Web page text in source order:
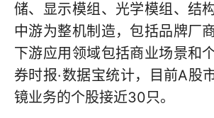
储、显示模组、光学模组、结
中游为整机制造，包括品牌厂
下游应用领域包括商业场景和
券时报·数据宝统计，目前A股
镜业务的个股接近30只。